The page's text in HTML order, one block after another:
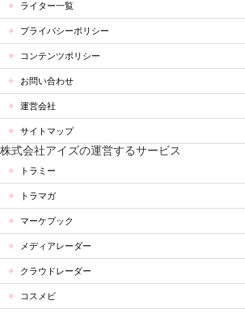
ライター一覧
プライバシーポリシー
コンテンツポリシー
お問い合わせ
運営会社
サイトマップ
株式会社アイズの運営するサービス
トラミー
トラマガ
マーケブック
メディアレーダー
クラウドレーダー
コスメビ